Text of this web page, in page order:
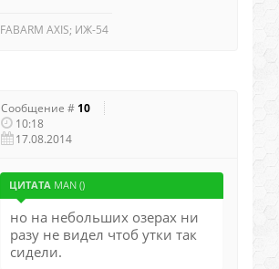
FABARM AXIS; ИЖ-54
Сообщение # 10
10:18
17.08.2014
ЦИТАТА MAN ()
но на небольших озерах ни
разу не видел чтоб утки так
сидели.